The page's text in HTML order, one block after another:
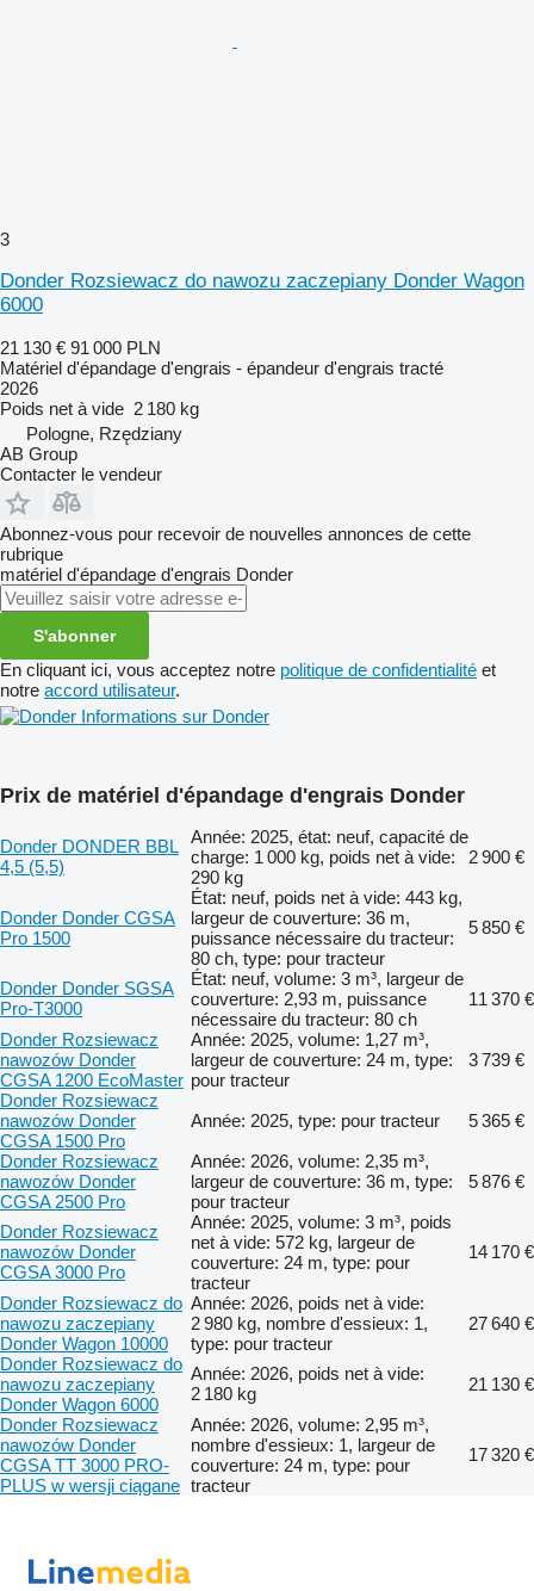
3
Donder Rozsiewacz do nawozu zaczepiany Donder Wagon
6000
21 130 € 91 000 PLN
Matériel d'épandage d'engrais - épandeur d'engrais tracté
2026
Poids net à vide 2 180 kg
Pologne, Rzędziany
AB Group
Contacter le vendeur
Abonnez-vous pour recevoir de nouvelles annonces de cette
rubrique
matériel d'épandage d'engrais Donder
S'abonner
En cliquant ici, vous acceptez notre politique de confidentialité et
notre accord utilisateur.
Informations sur Donder
Prix de matériel d'épandage d'engrais Donder
Donder DONDER BBL
4,5 (5,5)
Année: 2025, état: neuf, capacité de
charge: 1 000 kg, poids net à vide:
290 kg
2 900 €
Donder Donder CGSA
Pro 1500
État: neuf, poids net à vide: 443 kg,
largeur de couverture: 36 m,
puissance nécessaire du tracteur:
80 ch, type: pour tracteur
5 850 €
Donder Donder SGSA
Pro-T3000
État: neuf, volume: 3 m³, largeur de
couverture: 2,93 m, puissance
nécessaire du tracteur: 80 ch
11 370 €
Donder Rozsiewacz
nawozów Donder
CGSA 1200 EcoMaster
Année: 2025, volume: 1,27 m³,
largeur de couverture: 24 m, type:
pour tracteur
3 739 €
Donder Rozsiewacz
nawozów Donder
CGSA 1500 Pro
Année: 2025, type: pour tracteur
5 365 €
Donder Rozsiewacz
nawozów Donder
CGSA 2500 Pro
Année: 2026, volume: 2,35 m³,
largeur de couverture: 36 m, type:
pour tracteur
5 876 €
Donder Rozsiewacz
nawozów Donder
CGSA 3000 Pro
Année: 2025, volume: 3 m³, poids
net à vide: 572 kg, largeur de
couverture: 24 m, type: pour
tracteur
14 170 €
Donder Rozsiewacz do
nawozu zaczepiany
Donder Wagon 10000
Année: 2026, poids net à vide:
2 980 kg, nombre d'essieux: 1,
type: pour tracteur
27 640 €
Donder Rozsiewacz do
nawozu zaczepiany
Donder Wagon 6000
Année: 2026, poids net à vide:
2 180 kg
21 130 €
Donder Rozsiewacz
nawozów Donder
CGSA TT 3000 PRO-
PLUS w wersji ciągane
Année: 2026, volume: 2,95 m³,
nombre d'essieux: 1, largeur de
couverture: 24 m, type: pour
tracteur
17 320 €